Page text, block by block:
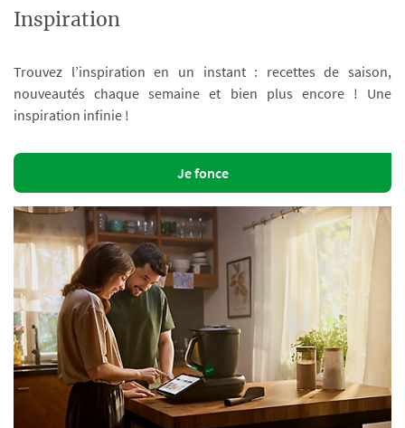
Inspiration
Trouvez l’inspiration en un instant : recettes de saison,
nouveautés chaque semaine et bien plus encore ! Une
inspiration infinie !
Je fonce